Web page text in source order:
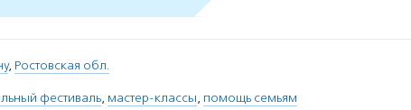
, Ростовская обл.
фестиваль, мастер-классы, помощь семьям